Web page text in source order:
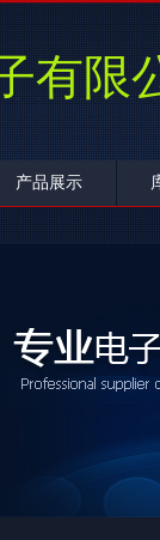
有限
产品展示